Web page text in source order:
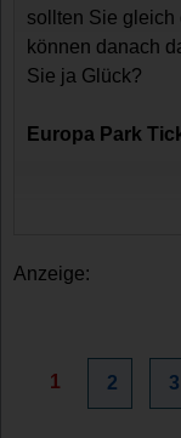
sollten Sie gleich
können danach
Sie ja Glück?
Europa Park
Anzeige:
1 2 3